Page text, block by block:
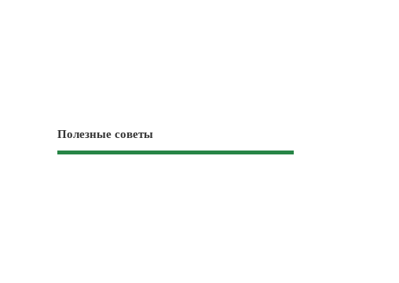
Полезные советы